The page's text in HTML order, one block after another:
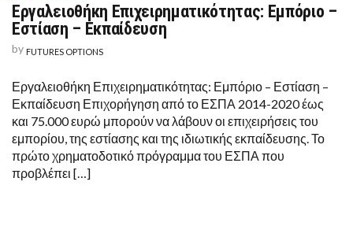
Εργαλειοθήκη Επιχειρηματικότητας: Εμπόριο –
Εστίαση – Εκπαίδευση
by FUTURES OPTIONS
Εργαλειοθήκη Επιχειρηματικότητας: Εμπόριο – Εστίαση –
Εκπαίδευση Επιχορήγηση από το ΕΣΠΑ 2014-2020 έως
και 75.000 ευρώ μπορούν να λάβουν οι επιχειρήσεις του
εμπορίου, της εστίασης και της ιδιωτικής εκπαίδευσης. Το
πρώτο χρηματοδοτικό πρόγραμμα του ΕΣΠΑ που
προβλέπει […]